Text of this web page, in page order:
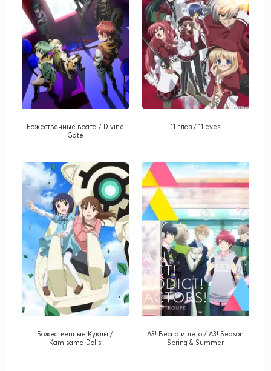
Божественные врата / Divine
Gate
11 глаз / 11 eyes
Божественные Куклы /
Kamisama Dolls
A3! Весна и лето / A3! Season
Spring & Summer